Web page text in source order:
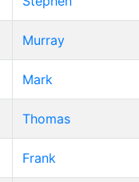
Murray
Mark
Thomas
Frank